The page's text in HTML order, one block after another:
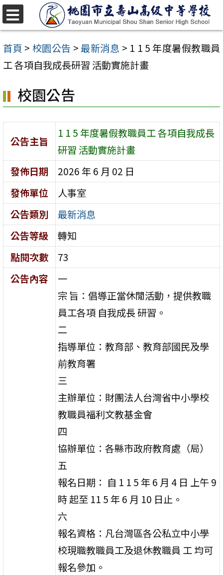
跳
至
主
要
容
區
首頁 > 校園公告 >最新消息 > 1 1 5 年度暑假教職員
工 各項自我成長研習 活動實施計畫
校園公告
公告主旨
1 1 5 年度暑假教職員工 各項自我成長
研習 活動實施計畫
發佈日期
2026 年 6 月 02 日
發佈單位
人事室
公告類別
最新消息
公告等級
轉知
點閱次數
73
公告內容
一
宗 旨：倡導正當休閒活動，提供教職
員工各項 自我成長 研習。
二
指導單位：教育部、教育部國民及學
前教育署
三
主辦單位：財團法人台灣省中小學校
教職員福利文教基金會
四
協辦單位：各縣市政府教育處（局）
五
報名日期： 自 1 1 5 年 6 月 4 日 上午 9
時 起至 11 5 年 6 月 10 日止。
六
報名資格：凡台灣區各公私立中小學
校現職教職員工及退休教職員 工 均可
報名參加。
選
單